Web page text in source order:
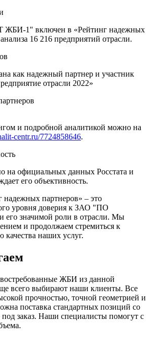
1" включен в «Рейтинг надежных
16 216 предприятий отрасли.
как надежный партнер и участник
отрасли 2022»
и подробной аналитикой можно на
centr.ru/7724858646.
на официальных данных Росстата и
его объективность.
партнеров» – это
уровня доверия к ЗАО "ПО
значимой роли в отрасли. Мы
и продолжаем стремиться к
наших услуг.
ЖБИ из данной
всего выбирают наши клиенты. Все
прочностью, точной геометрией и
поставка стандартных позиций со
под заказ. Наши специалисты помогут с